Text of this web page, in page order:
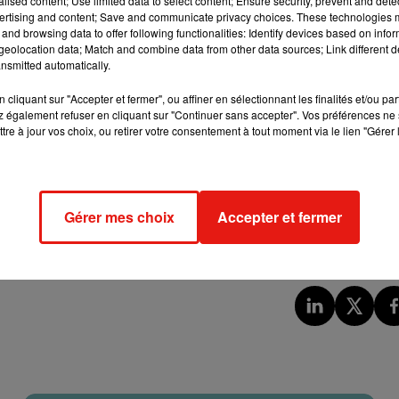
la santé ?
? Officiellement, le territoire souhaite lutter contre
comme très attrayants chez les jeunes. En
goût sucré en faisait un objet tendance chez les
peut se poser, la Chine (dont dépend en partie Hong-
de la vapoteuse n’est pas proscrit, et il est même,
arrêter de fumer de vraies cigarettes. L’OMS estime pour
nocif, et doit être traité comme celui du tabac.
les consommateurs de tabac n’est pas avéré.
and content; Save and communicate privacy choices. These technologies
browsing data to offer following functionalities: Identify devices based on
data; Match and combine data from other data sources; Link different
automatically.
cliquant sur "Accepter et fermer", ou affiner en sélectionnant les finalités et/ou
également refuser en cliquant sur "Continuer sans accepter". Vos préférences
à jour vos choix, ou retirer votre consentement à tout moment via le lien
Gérer mes choix Accepter et fermer